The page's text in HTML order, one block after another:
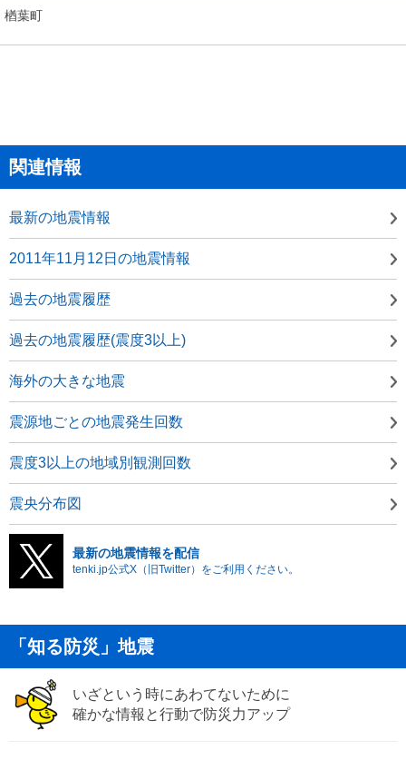
楢葉町
関連情報
最新の地震情報
2011年11月12日の地震情報
過去の地震履歴
過去の地震履歴(震度3以上)
海外の大きな地震
震源地ごとの地震発生回数
震度3以上の地域別観測回数
震央分布図
最新の地震情報を配信
tenki.jp公式X（旧Twitter）をご利用ください。
「知る防災」地震
いざという時にあわてないために
確かな情報と行動で防災力アップ